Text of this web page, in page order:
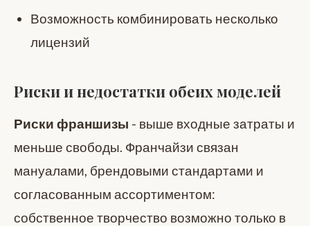
Возможность комбинировать несколько
лицензий
Риски и недостатки обеих моделей
Риски франшизы - выше входные затраты и
меньше свободы. Франчайзи связан
мануалами, брендовыми стандартами и
согласованным ассортиментом:
собственное творчество возможно только в